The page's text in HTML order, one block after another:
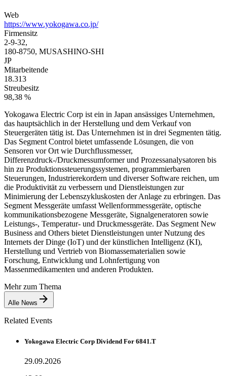
Web
https://www.yokogawa.co.jp/
Firmensitz
2-9-32,
180-8750, MUSASHINO-SHI
JP
Mitarbeitende
18.313
Streubesitz
98,38 %
Yokogawa Electric Corp ist ein in Japan ansässiges Unternehmen,
das hauptsächlich in der Herstellung und dem Verkauf von
Steuergeräten tätig ist. Das Unternehmen ist in drei Segmenten tätig.
Das Segment Control bietet umfassende Lösungen, die von
Sensoren vor Ort wie Durchflussmesser,
Differenzdruck-/Druckmessumformer und Prozessanalysatoren bis
hin zu Produktionssteuerungssystemen, programmierbaren
Steuerungen, Industrierekordern und diverser Software reichen, um
die Produktivität zu verbessern und Dienstleistungen zur
Minimierung der Lebenszykluskosten der Anlage zu erbringen. Das
Segment Messgeräte umfasst Wellenformmessgeräte, optische
kommunikationsbezogene Messgeräte, Signalgeneratoren sowie
Leistungs-, Temperatur- und Druckmessgeräte. Das Segment New
Business and Others bietet Dienstleistungen unter Nutzung des
Internets der Dinge (IoT) und der künstlichen Intelligenz (KI),
Herstellung und Vertrieb von Biomassematerialien sowie
Forschung, Entwicklung und Lohnfertigung von
Massenmedikamenten und anderen Produkten.
Mehr zum Thema
Alle News
Related Events
Yokogawa Electric Corp Dividend For 6841.T
29.09.2026